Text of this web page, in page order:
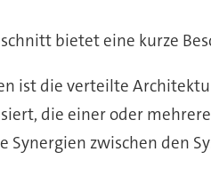
bietet eine kurze
ist die verteilte
die einer oder
Synergien zwischen den